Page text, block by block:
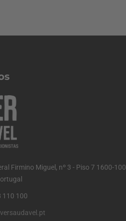
Firmino Miguel, nº 3 - Piso 7 1600-100
110 100